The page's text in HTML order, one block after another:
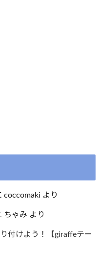
coccomaki より
ちゃみ より
付けよう！【giraffeテー